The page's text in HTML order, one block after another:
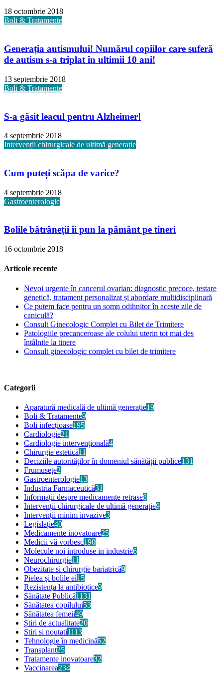
18 octombrie 2018
Boli & Tratamente
Generația autismului! Numărul copiilor care suferă
de autism s-a triplat în ultimii 10 ani!
13 septembrie 2018
Boli & Tratamente
S-a găsit leacul pentru Alzheimer!
4 septembrie 2018
Intervenții chirurgicale de ultimă generație
Cum puteți scăpa de varice?
4 septembrie 2018
Gastroenterologie
Bolile bătrâneții îi pun la pământ pe tineri
16 octombrie 2018
Articole recente
Nevoi urgente în cancerul ovarian: diagnostic precoce, testare
genetică, tratament personalizat și abordare multidisciplinară
Ce putem face pentru un somn odihnitor în aceste zile de
caniculă?
Consult Ginecologic Complet cu Bilet de Trimitere
Patologiile precanceroase ale colului uterin tot mai des
întâlnite la tinere
Consult ginecologic complet cu bilet de trimitere
Categorii
Aparatură medicală de ultimă generație19
Boli & Tratamente9
Boli infecțioase195
Cardiologie21
Cardiologie intervențională4
Chirurgie estetică11
Deciziile autorităților în domeniul sănătății publice131
Frumusețe2
Gastroenterologie13
Industria Farmaceutică31
Informații despre medicamente retrase8
Intervenții chirurgicale de ultimă generație9
Intervenții minim invazive3
Legislație40
Medicamente inovatoare25
Medicii vă vorbesc190
Molecule noi introduse in industrie6
Neurochirurgie11
Obezitate si chirurgie bariatrică9
Pielea și bolile ei15
Rezistența la antibiotice9
Sănătate Publică1131
Sănătatea copilului53
Sănătatea femeii49
Știri de actualitate20
Stiri si noutati1113
Tehnologie în medicină52
Transplant25
Tratamente inovatoare32
Vaccinarea234